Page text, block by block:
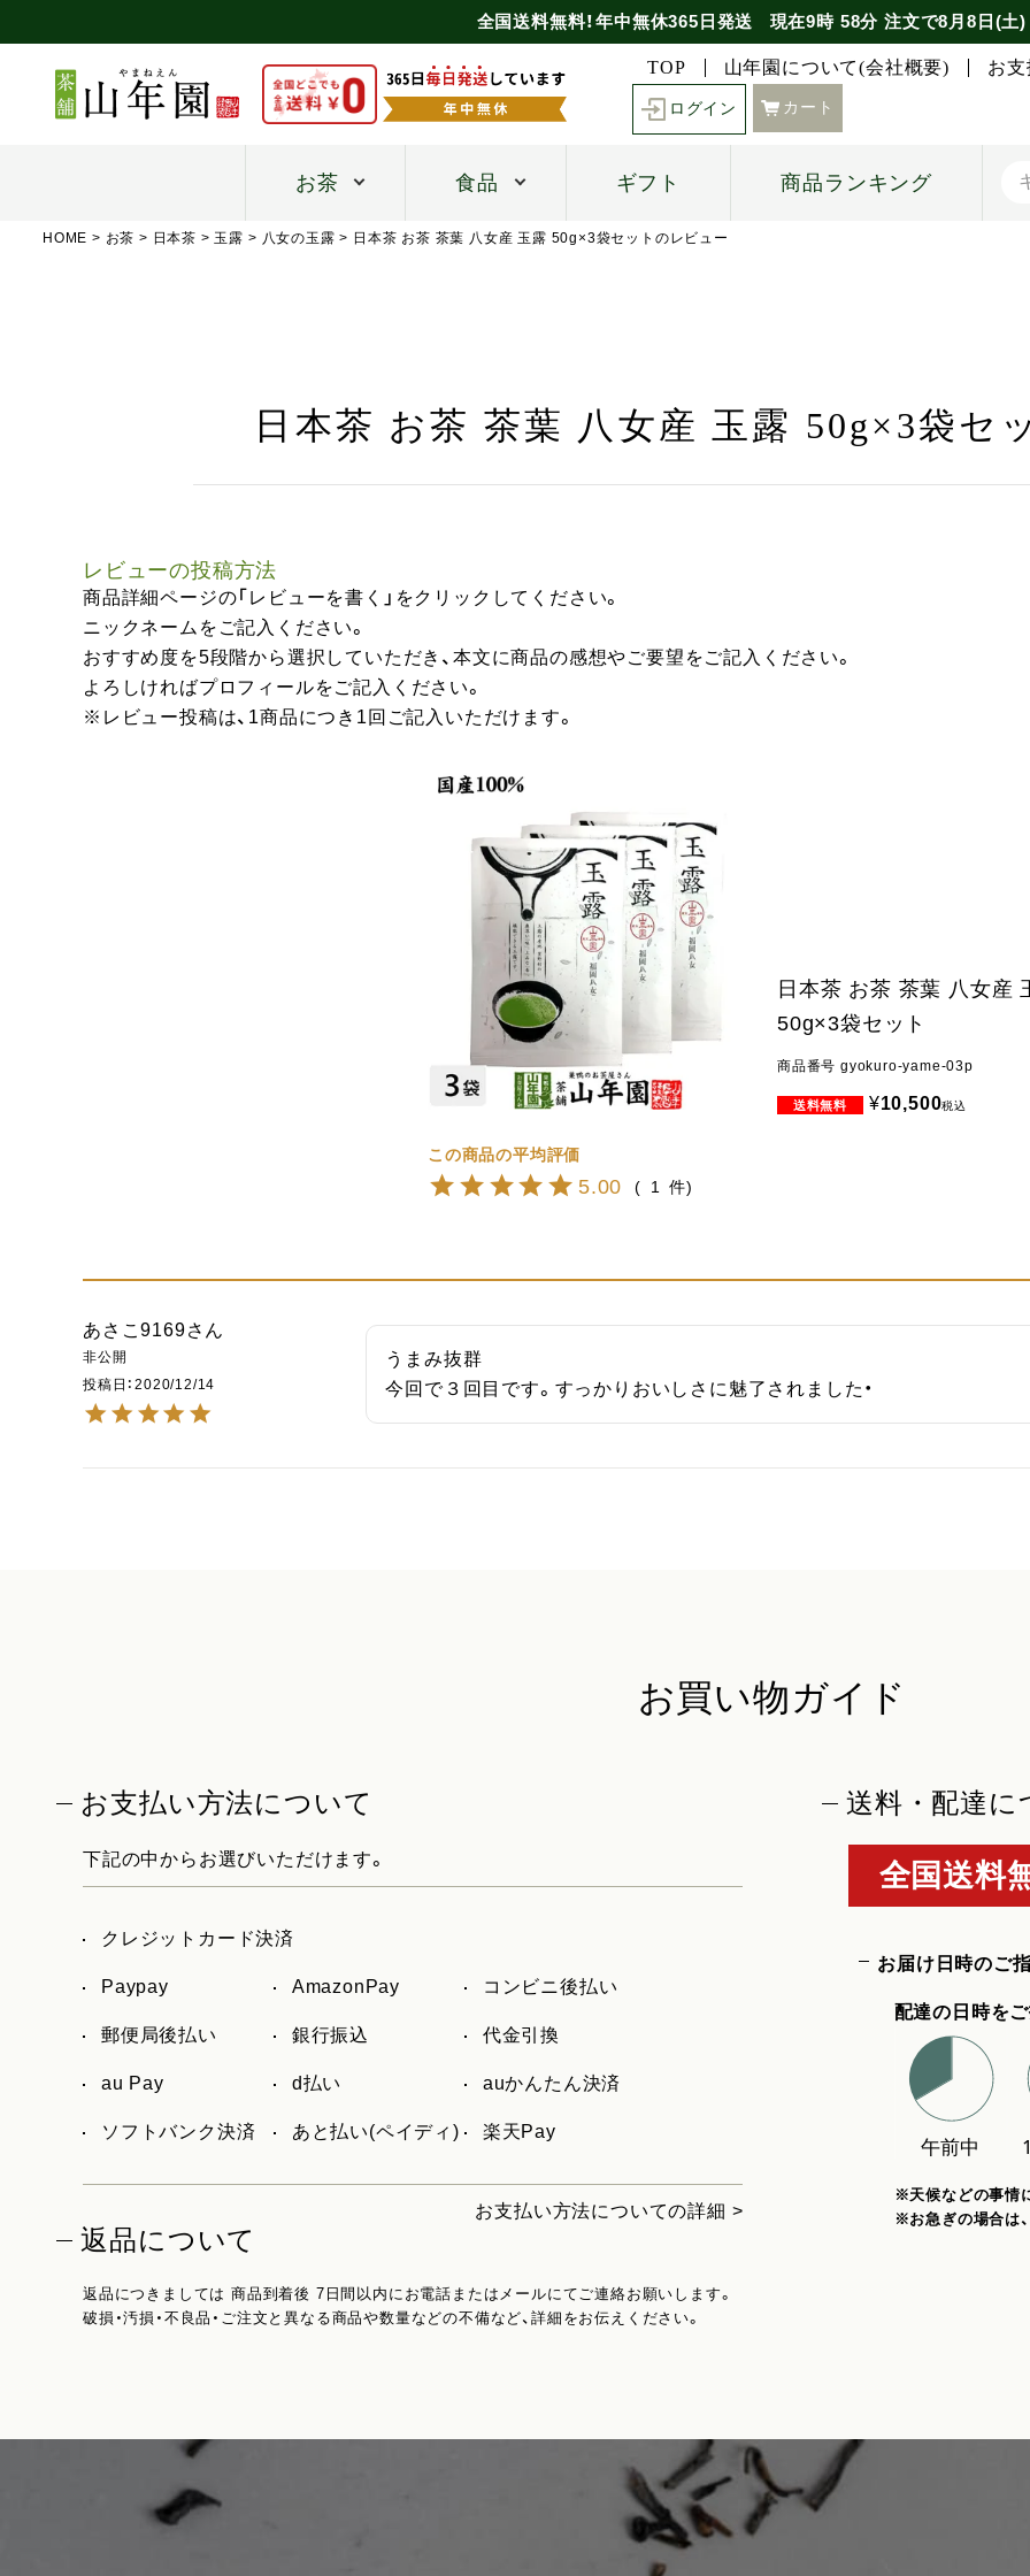
全国送料無料！年中無休365日発送 現在9時 58分 注文で8月8日(土
TOP 山年園について(会社概要) お
ログイン カート
お茶 食品 ギフト 商品ランキング
HOME お茶 日本茶 玉露 八女の玉露 日本茶 お茶 茶葉 八女産 玉露 50g×3袋セットのレビュー
日本茶 お茶 茶葉 八女産 玉露 50g×3袋セ
レビューの投稿方法
商品詳細ページの「レビューを書く」をクリックしてください。
ニックネームをご記入ください。
おすすめ度を5段階から選択していただき、本文に商品の感想やご要望をご記入ください。
よろしければプロフィールをご記入ください。
※レビュー投稿は、1商品につき1回ご記入いただけます。
日本茶 お茶 茶葉 八女産
50g×3袋セット
商品番号 gyokuro-yame-03p
¥10,500税込
5.00 1
あさこ9169
非公開
投稿日
2020/12/14
うまみ抜群
今回で３回目です。すっかりおいしさに魅了されました・
お買い物ガイド
お支払い方法について
下記の中からお選びいただけます。
クレジットカード決済
Paypay AmazonPay コンビニ後払い
郵便局後払い 銀行振込 代金引換
au Pay d払い auかんたん決済
ソフトバンク決済 あと払い(ペイディ) 楽天Pay
お支払い方法についての詳細 >
返品について
返品につきましては 商品到着後 7日間以内にお電話またはメールにてご連絡お願いします。
破損・汚損・不良品・ご注文と異なる商品や数量などの不備など、詳細をお伝えください。
送料・配達に
全国送料
お届け日時のご
配達の日時を
※天候などの事情
※お急ぎの場合は